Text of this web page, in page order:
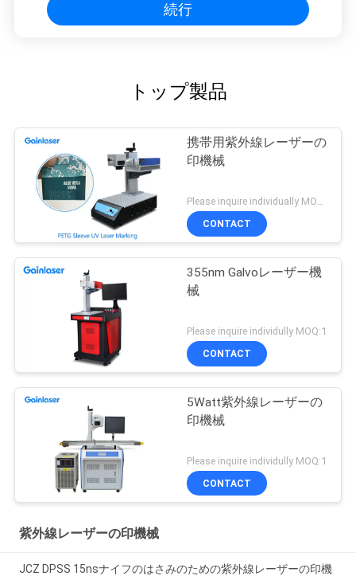
続行
トップ製品
携帯用紫外線レーザーの
印機械
Please inquire individually MOQ:1
CONTACT
355nm Galvoレーザー機
械
Please inquire individully MOQ:1
CONTACT
5Watt紫外線レーザーの
印機械
Please inquire individully MOQ:1
CONTACT
紫外線レーザーの印機械
JCZ DPSS 15nsナイフのはさみのための紫外線レーザーの印機